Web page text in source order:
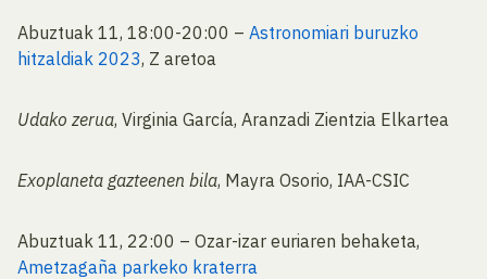
Abuztuak 11, 18:00-20:00 – Astronomiari buruzko
hitzaldiak 2023, Z aretoa
Udako zerua, Virginia García, Aranzadi Zientzia Elkartea
Exoplaneta gazteenen bila, Mayra Osorio, IAA-CSIC
Abuztuak 11, 22:00 – Ozar-izar euriaren behaketa,
Ametzagaña parkeko kraterra